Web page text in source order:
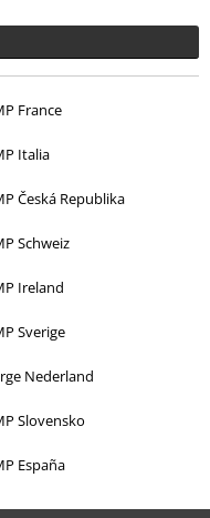
France
Italia
Česká Republika
Schweiz
Ireland
Sverige
Nederland
Slovensko
España